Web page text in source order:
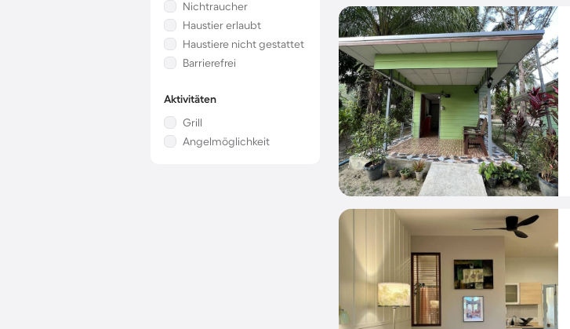
Nichtraucher
Haustier erlaubt
Haustiere nicht gestattet
Barrierefrei
Aktivitäten
Grill
Angelmöglichkeit